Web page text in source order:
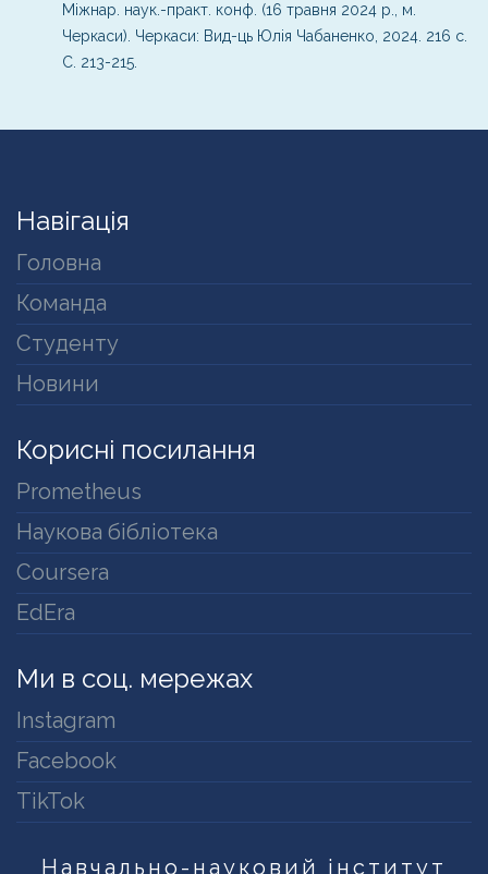
Міжнар. наук.-практ. конф. (16 травня 2024 р., м.
Черкаси). Черкаси: Вид-ць Юлія Чабаненко, 2024. 216 с.
С. 213-215.
Навігація
Головна
Команда
Студенту
Новини
Корисні посилання
Prometheus
Наукова бібліотека
Coursera
EdEra
Ми в соц. мережах
Instagram
Facebook
TikTok
Навчально-науковий інститут